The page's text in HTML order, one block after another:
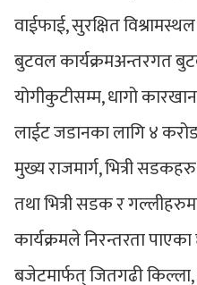
वाईफाई, सुरक्षित
बुटवल कार्यक्रमअन्तरगत
योगीकुटीसम्म, धागो
लाईट जडानका लागि ४
मुख्य राजमार्ग, भित्री
तथा भित्री सडक र
कार्यक्रमले निरन्तरता
बजेटमार्फत् जितगढी किल्ला,